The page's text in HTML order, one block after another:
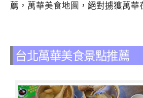
薦，萬華美食地圖，絕對擄獲萬華
台北萬華美食景點推薦